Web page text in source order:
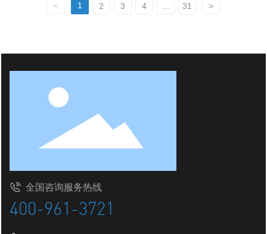
新闻动态
< 1 2 3 4 31 >
全国咨询服务热线
400-961-3721